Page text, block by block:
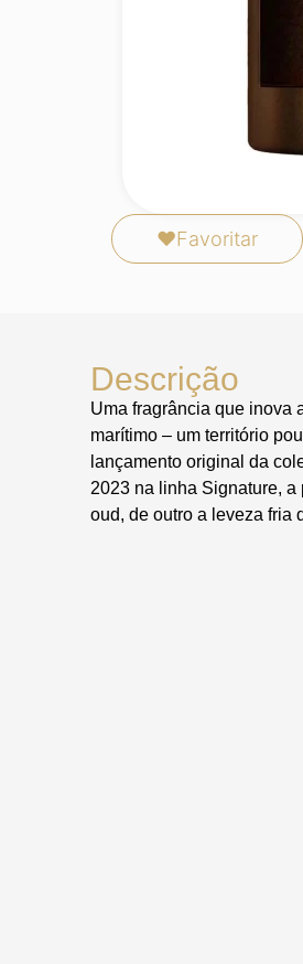
❤Favoritar
Descrição
Uma fragrância que inova
marítimo – um território
lançamento original da
2023 na linha Signature,
oud, de outro a leveza fria